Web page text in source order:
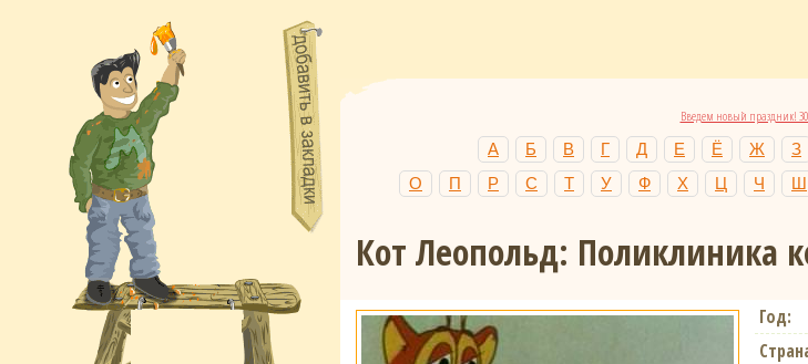
Введем новый праздник!
А Б В Г Д Е Ё Ж З
О
П Р С Т У Ф Х Ц Ч Ш
Кот Леопольд: Поликлиника
Год: